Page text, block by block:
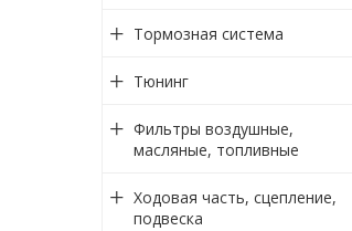
Тормозная система
Тюнинг
Фильтры воздушные,
масляные, топливные
Ходовая часть, сцепление,
подвеска